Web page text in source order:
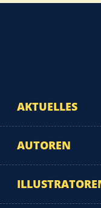
AKTUELLES
AUTOREN